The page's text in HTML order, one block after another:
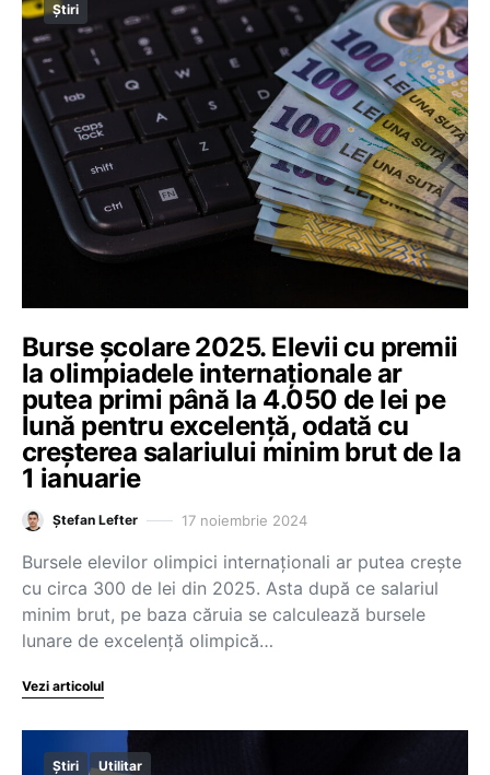
Știri
Burse școlare 2025. Elevii cu premii
la olimpiadele internaționale ar
putea primi până la 4.050 de lei pe
lună pentru excelență, odată cu
creșterea salariului minim brut de la
1 ianuarie
Ștefan Lefter 17 noiembrie 2024
Bursele elevilor olimpici internaționali ar putea crește
cu circa 300 de lei din 2025. Asta după ce salariul
minim brut, pe baza căruia se calculează bursele
lunare de excelență olimpică…
Vezi articolul
Știri Utilitar